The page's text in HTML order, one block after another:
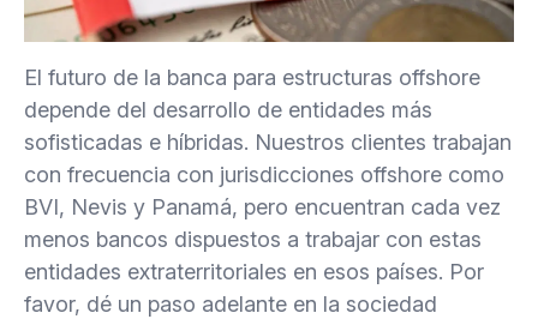
El futuro de la banca para estructuras offshore
depende del desarrollo de entidades más
sofisticadas e híbridas. Nuestros clientes trabajan
con frecuencia con jurisdicciones offshore como
BVI, Nevis y Panamá, pero encuentran cada vez
menos bancos dispuestos a trabajar con estas
entidades extraterritoriales en esos países. Por
favor, dé un paso adelante en la sociedad